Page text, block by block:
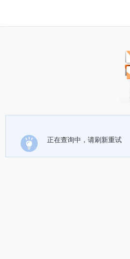
正在查询中，请刷新重试